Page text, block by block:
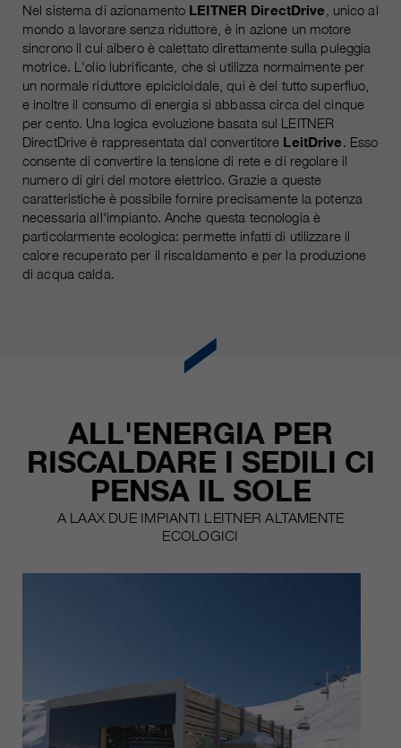
Nel sistema di azionamento LEITNER DirectDrive , unico al
mondo a lavorare senza riduttore, è in azione un motore
sincrono il cui albero è calettato direttamente sulla puleggia
motrice. L'olio lubrificante, che si utilizza normalmente per
un normale riduttore epicicloidale, qui è del tutto superfluo,
e inoltre il consumo di energia si abbassa circa del cinque
per cento. Una logica evoluzione basata sul LEITNER
DirectDrive è rappresentata dal convertitore LeitDrive. Esso
consente di convertire la tensione di rete e di regolare il
numero di giri del motore elettrico. Grazie a queste
caratteristiche è possibile fornire precisamente la potenza
necessaria all'impianto. Anche questa tecnologia è
particolarmente ecologica: permette infatti di utilizzare il
calore recuperato per il riscaldamento e per la produzione
di acqua calda.
ALL'ENERGIA PER
RISCALDARE I SEDILI CI
PENSA IL SOLE
A LAAX DUE IMPIANTI LEITNER ALTAMENTE
ECOLOGICI